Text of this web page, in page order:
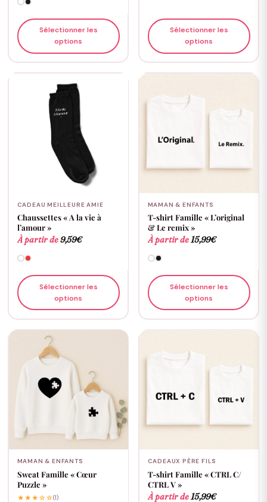
Sélectionner les
options
Sélectionner les
options
CADEAU MEILLEURE AMIE
Chaussettes « A la vie à
l’amour »
À partir de9,59€
Sélectionner les
options
MAMAN & ENFANTS
T-shirt Famille « L’original
& Le remix »
À partir de15,99€
Sélectionner les
options
MAMAN & ENFANTS
Sweat Famille « Cœur
Puzzle »
★★★☆☆(1)
CADEAUX PÈRE FILS
T-shirt Famille « CTRL C/
CTRL V »
À partir de15,99€